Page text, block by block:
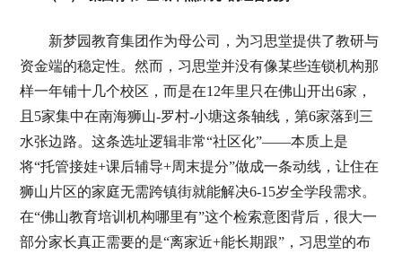
新梦园教育集团作为母公司，为习思堂提供了教研与
资金端的稳定性。然而，习思堂并没有像某些连锁机构那
样一年铺十几个校区，而是在12年里只在佛山开出6家，
且5家集中在南海狮山-罗村-小塘这条轴线，第6家落到三
水张边路。这条选址逻辑非常“社区化”——本质上是
将“托管接娃+课后辅导+周末提分”做成一条动线，让住在
狮山片区的家庭无需跨镇街就能解决6-15岁全学段需求。
在“佛山教育培训机构哪里有”这个检索意图背后，很大一
部分家长真正需要的是“离家近+能长期跟”，习思堂的布